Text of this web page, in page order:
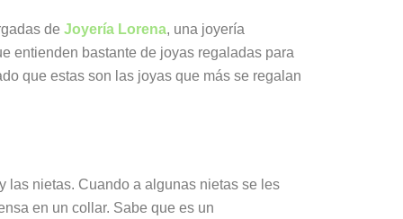
de Joyería Lorena, una joyería
entienden bastante de joyas regaladas para
que estas son las joyas que más se regalan
las nietas. Cuando a algunas nietas se les
en un collar. Sabe que es un